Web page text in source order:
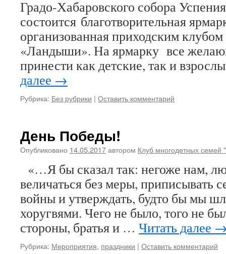
Градо-Хабаровского собора
состоится благотворительная
организованная приходским
«Ландыши». На ярмарку все
принести как детские, так и
далее →
Рубрика: Без рубрики | Оставить комментарий
День Победы!
Опубликовано 14.05.2017автором Клуб многодетных
«…Я бы сказал так: негоже нам,
величаться без меры, приписывать
войны и утверждать, будто бы мы
хоругвями. Чего не было, того не
стороны, братья и … Читать далее
Рубрика: Мероприятия, праздники | Оставить комментарий